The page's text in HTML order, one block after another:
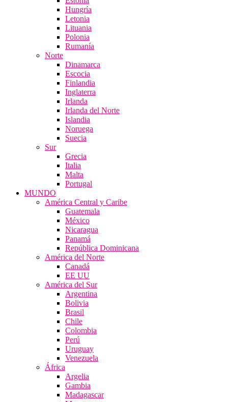
Hungría
Letonia
Lituania
Polonia
Rumanía
Norte
Dinamarca
Escocia
Finlandia
Inglaterra
Irlanda
Irlanda del Norte
Islandia
Noruega
Suecia
Sur
Grecia
Italia
Malta
Portugal
MUNDO
América Central y Caribe
Guatemala
México
Nicaragua
Panamá
República Dominicana
América del Norte
Canadá
EE UU
América del Sur
Argentina
Bolivia
Brasil
Chile
Colombia
Perú
Uruguay
Venezuela
África
Argelia
Gambia
Madagascar